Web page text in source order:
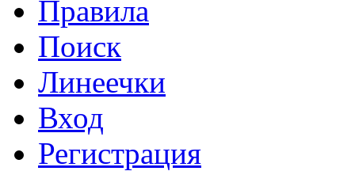
Правила
Поиск
Линеечки
Вход
Регистрация